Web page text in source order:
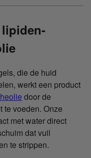
die de huid
werkt een product
door de
te voeden. Onze
met water direct
dat vuil
te strippen.